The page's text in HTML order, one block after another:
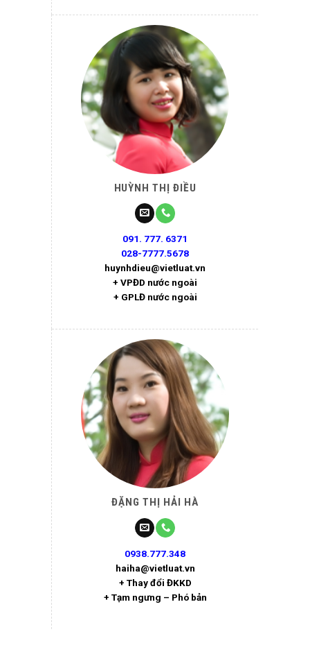
HUỲNH THỊ ĐIỀU
091. 777. 6371
028-7777.5678
huynhdieu@vietluat.vn
+ VPĐD nước ngoài
+ GPLĐ nước ngoài
ĐẶNG THỊ HẢI HÀ
0938.777.348
haiha@vietluat.vn
+ Thay đổi ĐKKD
+ Tạm ngưng – Phó bản